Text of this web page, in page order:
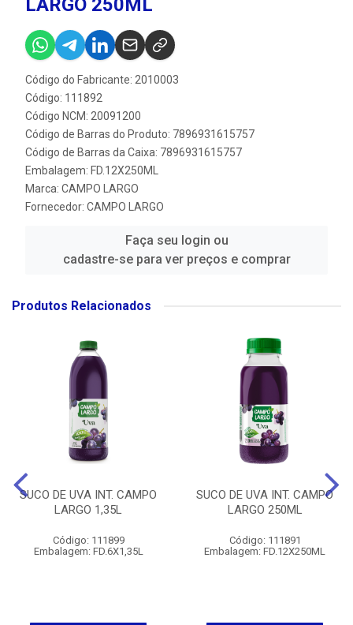
LARGO 250ML
Código do Fabricante: 2010003
Código: 111892
Código NCM: 20091200
Código de Barras do Produto: 7896931615757
Código de Barras da Caixa: 7896931615757
Embalagem: FD.12X250ML
Marca: CAMPO LARGO
Fornecedor: CAMPO LARGO
Faça seu login ou
cadastre-se para ver preços e comprar
Produtos Relacionados
SUCO DE UVA INT. CAMPO
LARGO 1,35L
Código: 111899
Embalagem: FD.6X1,35L
SUCO DE UVA INT. CAMPO
LARGO 250ML
Código: 111891
Embalagem: FD.12X250ML